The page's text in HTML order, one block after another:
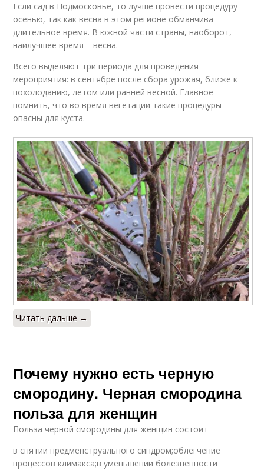
Если сад в Подмосковье, то лучше провести процедуру
осенью, так как весна в этом регионе обманчива
длительное время. В южной части страны, наоборот,
наилучшее время – весна.
Всего выделяют три периода для проведения
мероприятия: в сентябре после сбора урожая, ближе к
похолоданию, летом или ранней весной. Главное
помнить, что во время вегетации такие процедуры
опасны для куста.
Читать дальше →
Почему нужно есть черную
смородину. Черная смородина
польза для женщин
Польза черной смородины для женщин состоит
в снятии предменструального синдром;облегчение
процессов климакса;в уменьшении болезненности